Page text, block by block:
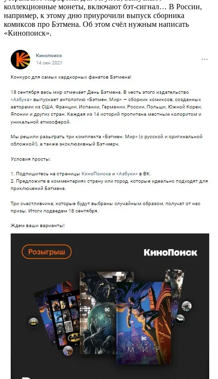
коллекционные монеты, включают бэт-сигнал… В России,
например, к этому дню приурочили выпуск сборника
комиксов про Бэтмена. Об этом счёл нужным написать
«Кинопоиск».